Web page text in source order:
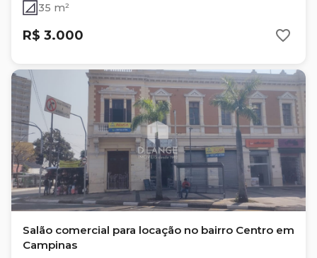
35 m²
R$ 3.000
Salão comercial para locação no bairro Centro em
Campinas